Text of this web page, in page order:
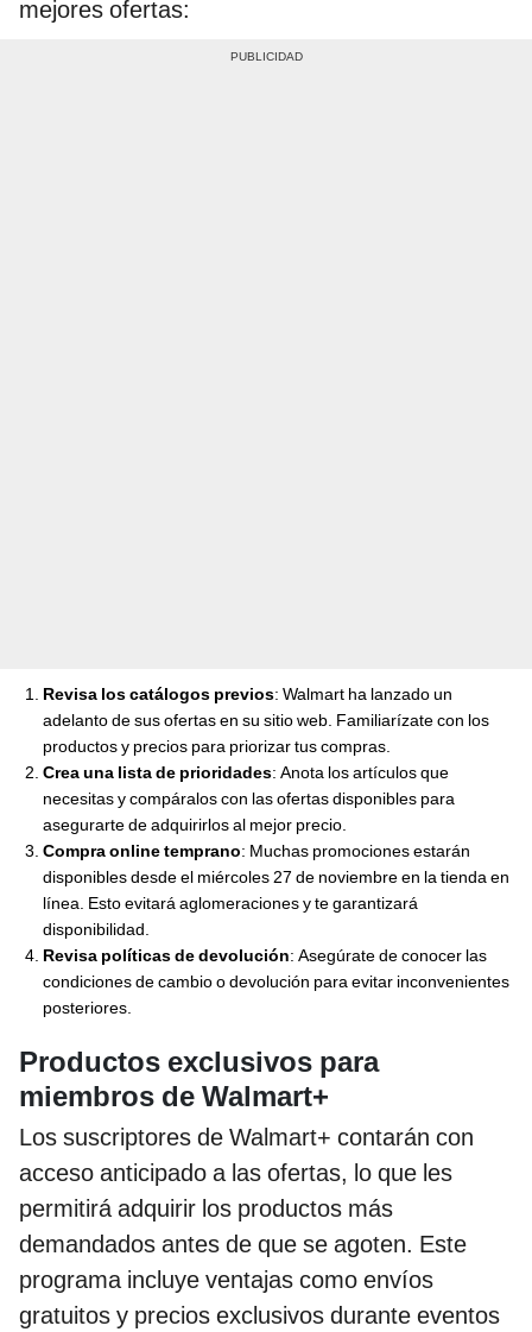
mejores ofertas:
Revisa los catálogos previos: Walmart ha lanzado un
adelanto de sus ofertas en su sitio web. Familiarízate con los
productos y precios para priorizar tus compras.
Crea una lista de prioridades: Anota los artículos que
necesitas y compáralos con las ofertas disponibles para
asegurarte de adquirirlos al mejor precio.
Compra online temprano: Muchas promociones estarán
disponibles desde el miércoles 27 de noviembre en la tienda en
línea. Esto evitará aglomeraciones y te garantizará
disponibilidad.
Revisa políticas de devolución: Asegúrate de conocer las
condiciones de cambio o devolución para evitar inconvenientes
posteriores.
Productos exclusivos para
miembros de Walmart+
Los suscriptores de Walmart+ contarán con
acceso anticipado a las ofertas, lo que les
permitirá adquirir los productos más
demandados antes de que se agoten. Este
programa incluye ventajas como envíos
gratuitos y precios exclusivos durante eventos